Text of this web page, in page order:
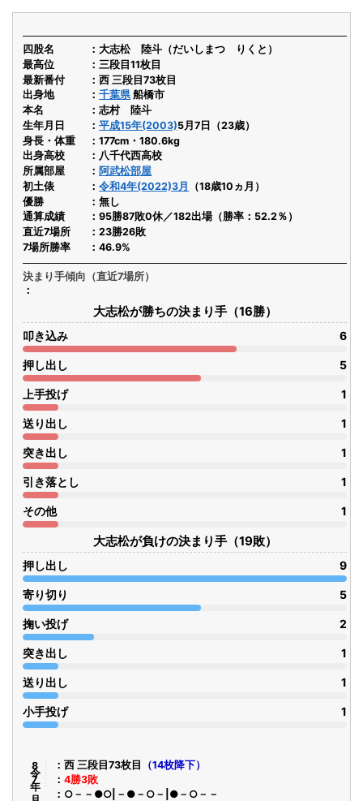
四股名
大志松 陸斗（だいしまつ りくと）
最高位
三段目11枚目
最新番付
西 三段目73枚目
出身地
千葉県船橋市
本名
志村 陸斗
生年月日
平成15年(2003)5月7日（23歳）
身長・体重
177cm・180.6kg
出身高校
八千代西高校
所属部屋
阿武松部屋
初土俵
令和4年(2022)3月
（18歳10ヵ月）
優勝
無し
通算成績
95勝87敗0休／182出場（勝率：52.2％）
直近7場所
23勝26敗
7場所勝率
46.9%
決まり手傾向（直近7場所）
大志松が勝ちの決まり手（16勝）
叩き込み 6
押し出し 5
上手投げ 1
送り出し 1
突き出し 1
引き落とし 1
その他 1
大志松が負けの決まり手（19敗）
押し出し 9
寄り切り 5
掬い投げ 2
突き出し 1
送り出し 1
小手投げ 1
令8年7月 西 三段目73枚目
（14枚降下）
4勝3敗
○－－●○|－●－○－|●－○－－